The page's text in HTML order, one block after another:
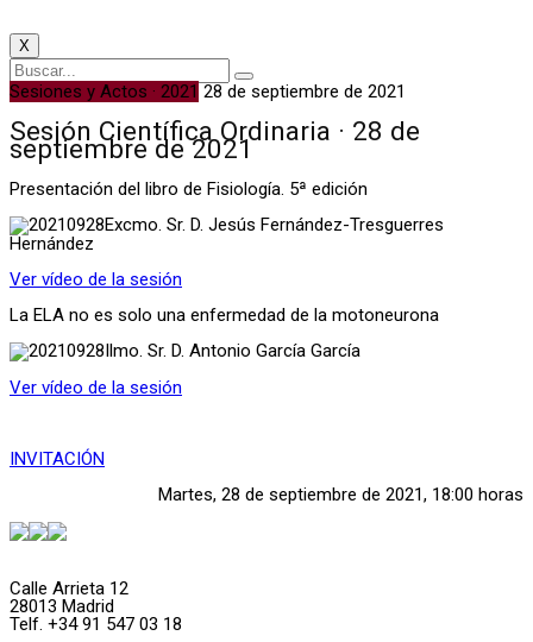
X
Sesiones y Actos · 2021 28 de septiembre de 2021
Sesión Científica Ordinaria · 28 de
septiembre de 2021
Presentación del libro de Fisiología. 5ª edición
Excmo. Sr. D. Jesús Fernández-Tresguerres
Hernández
Ver vídeo de la sesión
La ELA no es solo una enfermedad de la motoneurona
Ilmo. Sr. D. Antonio García García
Ver vídeo de la sesión
INVITACIÓN
Martes, 28 de septiembre de 2021, 18:00 horas
Calle Arrieta 12
28013 Madrid
Telf. +34 91 547 03 18